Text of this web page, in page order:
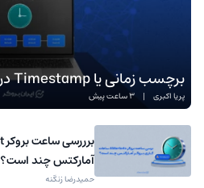
برچسب زمانی یا Timestamp در بلاکچین چیست؟
پریا اکبری | 3 ساعت پیش
آمارکتس چند است؟
حمیدرضا زنگنه